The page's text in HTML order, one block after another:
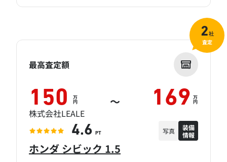
ホンダ シビック 1.5
最高査定額
150 万
円 ～ 169 万
円
株式会社LEALE
4.6 PT 写真
装備
情報
2社
査定